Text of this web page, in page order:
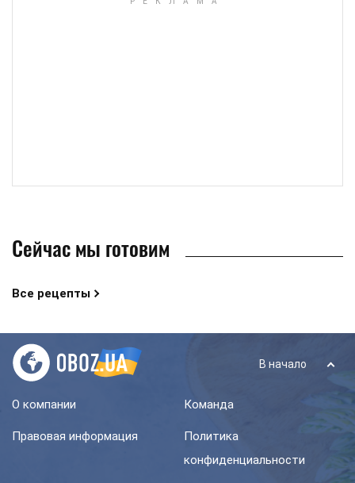
Сейчас мы готовим
Все рецепты
В начало
О компании Команда
Правовая информация
Политика
конфиденциальности